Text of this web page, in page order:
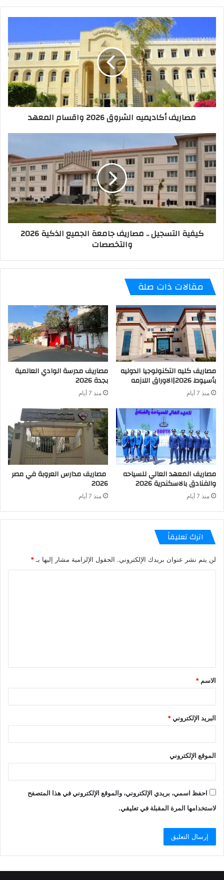
مصاريف أكاديميه الشروق 2026 واقسام المعهد
كيفية التسجيل .. مصاريف جامعة الجميع الذكية 2026
والتخصصات
مقالات ذات صلة
مصاريف كليه التكنولوجيا الدوليه
بأسيوط 2026|الاوراق اللازمه
منذ 7 أيام
مصاريف مدرسة الوادي العالمية
بجدة 2026
منذ 7 أيام
مصاريف المعهد العالي للسياحه
والفنادق بالاسكندرية 2026
منذ 7 أيام
مصاريف مدارس العروبة في مصر
2026
منذ 7 أيام
اترك تعليقاً
لن يتم نشر عنوان بريدك الإلكتروني. الحقول الإلزامية مشار إليها بـ *
الاسم *
البريد الإلكتروني*
الموقع الإلكتروني
احفظ اسمي، بريدي الإلكتروني، والموقع الإلكتروني في هذا المتصفح
لاستخدامها المرة المقبلة في تعليقي.